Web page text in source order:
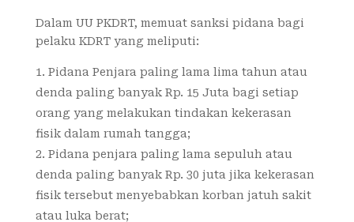
Dalam UU PKDRT, memuat sanksi pidana bagi
pelaku KDRT yang meliputi:
Pidana Penjara paling lama lima tahun atau
denda paling banyak Rp. 15 Juta bagi setiap
orang yang melakukan tindakan kekerasan
fisik dalam rumah tangga;
Pidana penjara paling lama sepuluh atau
denda paling banyak Rp. 30 juta jika kekerasan
fisik tersebut menyebabkan korban jatuh sakit
atau luka berat;